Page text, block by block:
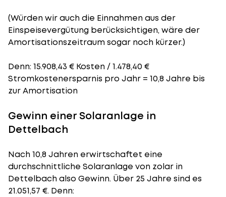
(Würden wir auch die Einnahmen aus der
Einspeisevergütung berücksichtigen, wäre der
Amortisationszeitraumsogar noch kürzer.)
Denn: 15.908,43 € Kosten / 1.478,40 €
Stromkostenersparnis pro Jahr = 10,8 Jahre bis
zur Amortisation
Gewinn einer Solaranlage in
Dettelbach
Nach 10,8 Jahren erwirtschaftet eine
durchschnittliche Solaranlage von zolar in
Dettelbach also Gewinn. Über 25 Jahre sind es
21.051,57 €. Denn: